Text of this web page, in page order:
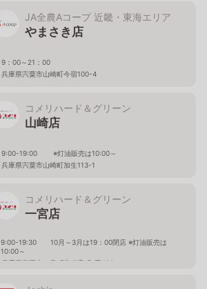
JA全農Aコープ 近畿・東海エリア
やまさき店
9：00～21：00
兵庫県宍粟市山崎町今宿100-4
コメリハード＆グリーン
山崎店
9:00-19:00 ※灯油販売は10:00～
兵庫県宍粟市山崎町加生113-1
コメリハード＆グリーン
一宮店
9:00-19:30 10月～3月は19：00閉店 ※灯油販売は
10:00～
兵庫県宍粟市一宮町安積字町ﾉ田409